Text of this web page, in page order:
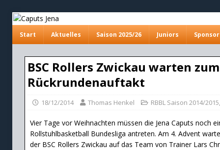
Start Aktuelles Saison 2025/26 Juniors
BSC Rollers Zwickau warten zum
Rückrundenauftakt
18/12/2014 Thomas Henkel RBBL Saison 2014/2015
Vier Tage vor Weihnachten müssen die Jena Caputs noch
Rollstuhlbasketball Bundesliga antreten. Am 4. Advent
der BSC Rollers Zwickau auf das Team von Trainer Lars